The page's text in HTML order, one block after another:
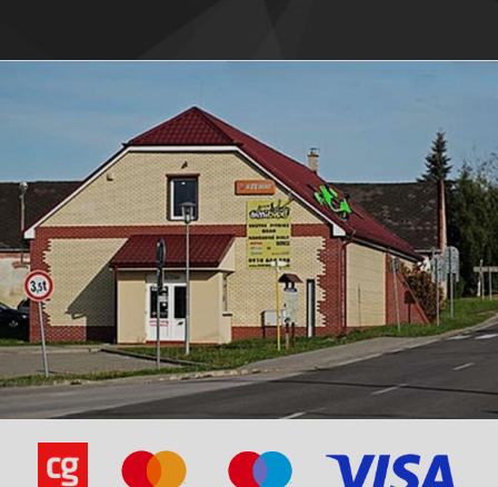
Explorer (A.T.)-Formula 2000 (YY50QT-6A)
Explorer (A.T.)-Formula One (YY50QT-6)
Explorer (A.T.)-Level 100 (ZS50QT)
Explorer (A.T.)-Wild Eagle (ZS50QT)
Flex-Tech Dolphin 50 4T
Flex Tech Fun 50-4T
Flex Tech Hurrican X1-4T (JL50QT-4)
Flex-Tech Hurrican X2 (YY50QT-26)
Flex-Sprint Tech-10 50 (SK50QT-A)
Flex-Sprint Tech-12 50 (SK50QT-B)